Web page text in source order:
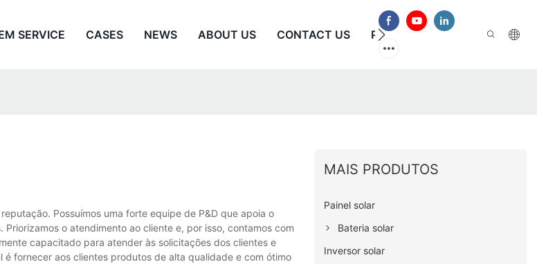
SERVICE CASES NEWS ABOUT US CONTACT US PERGUNTAS FREQUENTES
Possuímos uma forte equipe de P&D que apoia o
Priorizamos o atendimento ao cliente e, por isso, contamos com
capacitado para atender às solicitações dos clientes e
fornecer aos clientes produtos de alta qualidade e com ótimo
MAIS PRODUTOS
Painel solar
Bateria solar
Inversor solar